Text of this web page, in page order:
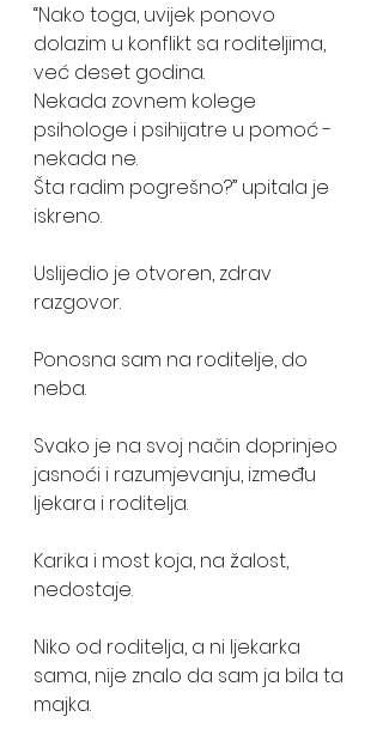
“Nako toga, uvijek ponovo
dolazim u konflikt sa roditeljima,
već deset godina.
Nekada zovnem kolege
psihologe i psihijatre u pomoć -
nekada ne.
Šta radim pogrešno?” upitala je
iskreno.
Uslijedio je otvoren, zdrav
razgovor.
Ponosna sam na roditelje, do
neba.
Svako je na svoj način doprinjeo
jasnoći i razumjevanju, između
ljekara i roditelja.
Karika i most koja, na žalost,
nedostaje.
Niko od roditelja, a ni ljekarka
sama, nije znalo da sam ja bila ta
majka.